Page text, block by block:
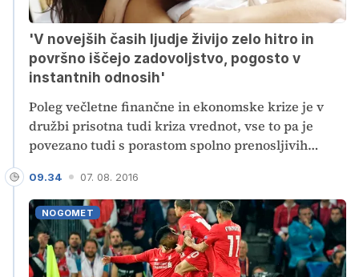
'V novejših časih ljudje živijo zelo hitro in
površno iščejo zadovoljstvo, pogosto v
instantnih odnosih'
Poleg večletne finančne in ekonomske krize je v
družbi prisotna tudi kriza vrednot, vse to pa je
povezano tudi s porastom spolno prenosljivih
učinkovita zaščita je še vedno kondom.
NOGOMET
09.34 07. 08. 2016